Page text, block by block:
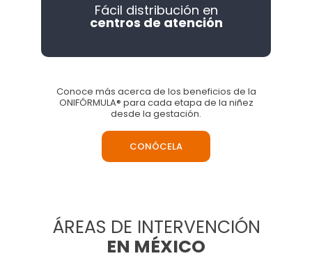
Fácil distribución en
centros de atención
Conoce más acerca de los beneficios de la
ONIFÓRMULA® para cada etapa de la niñez
desde la gestación.
CONÓCELA
ÁREAS DE INTERVENCIÓN
EN MÉXICO